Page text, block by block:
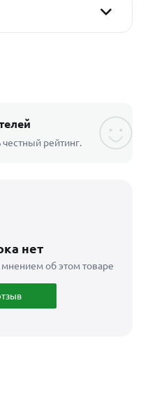
рейтинг.
нет
об этом товаре